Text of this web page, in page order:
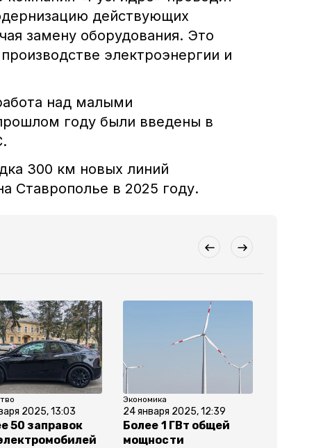
действующих
замену оборудования. Это
электроэнергии и
над малыми
году были введены в
300 км новых линий
Ставрополье в 2025 году.
2025, 13:03
50 заправок
Экономика
24 января 2025, 12:39
Более 1 ГВт общей
мощности